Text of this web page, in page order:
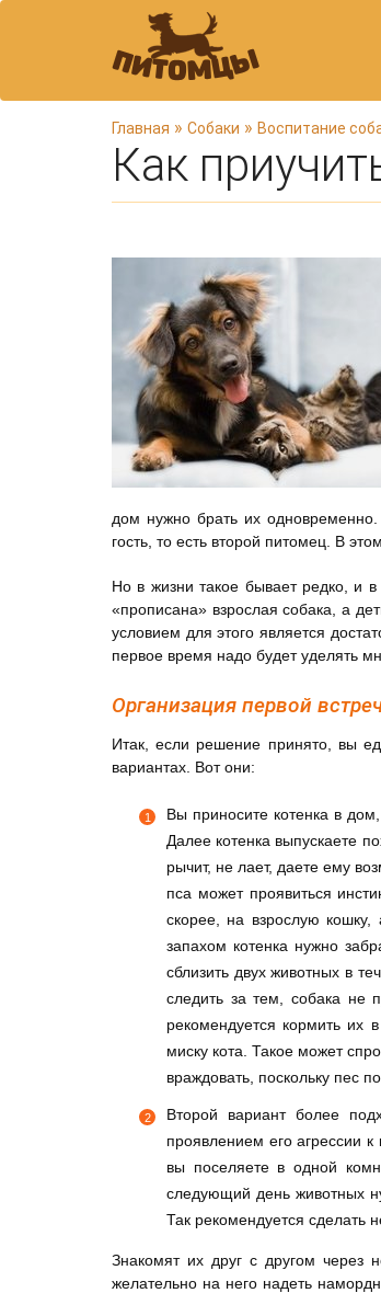
В
ы
з
д
с
Главная » Собаки » Воспитание
Как
дом нужно брать их одновременно.
гость, то есть второй питомец. В
Но в жизни такое бывает редко, и
«прописана» взрослая собака, а
условием для этого является
первое время надо будет уделять
Организация первой
Итак, если решение принято, вы
вариантах. Вот они:
Вы приносите котенка в
Далее котенка выпускаете
рычит, не лает, даете ему
пса может проявиться
скорее, на взрослую
запахом котенка нужно
сблизить двух животных в
следить за тем, собака не
рекомендуется кормить их
миску кота. Такое может
враждовать, поскольку пес
Второй вариант более
проявлением его агрессии
вы поселяете в одной
следующий день животных
Так рекомендуется сделать
Знакомят их друг с другом через
желательно на него надеть